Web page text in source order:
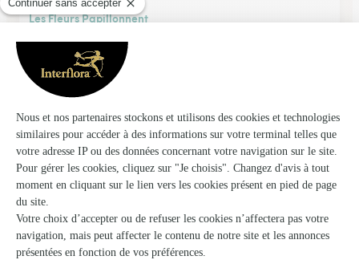
Les Fleurs Papillonnent
Le Pont de Beauvoisin
★5 (51)
1, rue des Etrets